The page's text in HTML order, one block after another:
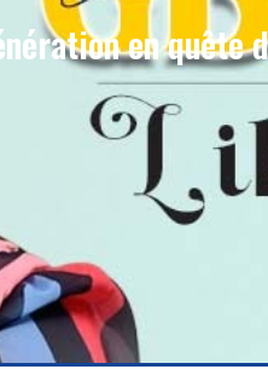
en quête